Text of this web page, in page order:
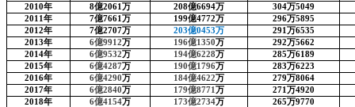
2010年 8億2061 万 208億6694万 304万5049
2011 年 7億7661 万 199億4772万 296万5895
2012年 7億2707万 203億0453万 291 万6535
2013年 6億9912万 196億1350万 292万5662
2014年 6億9532万 194億6228万 285万6189
2015年 6億4287万 190億1796万 283万6223
2016年 6億4290万 184億4622万 279万8064
2017年 6億2840万 179億8771 万 271 万4920
2018年 6億4154万 173億2734万 265万9770